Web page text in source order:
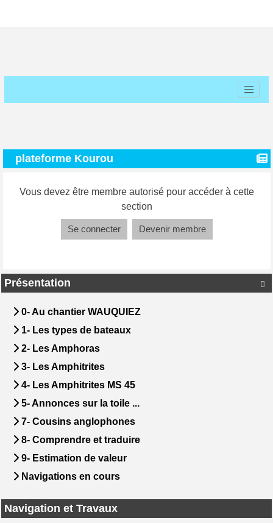

Présentation
0- Au chantier WAUQUIEZ
1- Les types de bateaux
2- Les Amphoras
3- Les Amphitrites
4- Les Amphitrites MS 45
5- Annonces sur la toile ...
7- Cousins anglophones
8- Comprendre et traduire
9- Estimation de valeur
Navigations en cours
Navigation et Travaux
plateforme Kourou
Vous devez être membre autorisé pour accéder à cette
section
Se connecter Devenir membre